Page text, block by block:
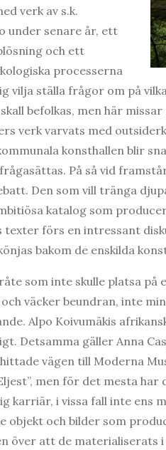
verk av s.k.
under senare år, ett
och ett
processerna
vilja ställa frågor om på
befolkas, men här
verk varvats med
konsthallen blir
På så vid
Den som vill tränga
katalog som
texter förs en intressant
bakom de enskilda
som inte skulle platsa
väcker beundran, inte
Alpo Koivumäkis
Detsamma gäller Anna
vägen till Moderna
men för det mesta
karriär, i vissa fall inte ens
objekt och bilder som
över att de materialiserats